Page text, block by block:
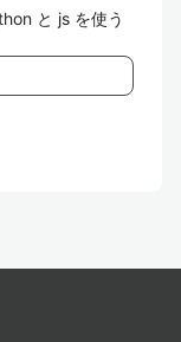
と js を使う